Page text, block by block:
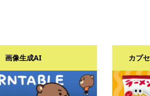
画像生成AI カプ